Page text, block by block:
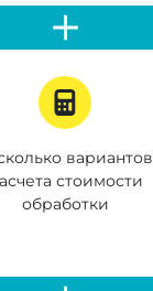
вариантов
стоимости
обработки